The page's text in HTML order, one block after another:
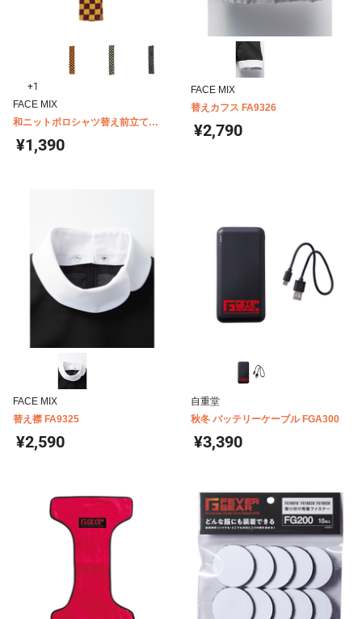
+1
FACE MIX
和ニットポロシャツ替え前立て
FA9319
¥1,390
FACE MIX
替えカフス FA9326
¥2,790
FACE MIX
替え襟 FA9325
¥2,590
自重堂
秋冬 バッテリーケーブル FGA300
¥3,390